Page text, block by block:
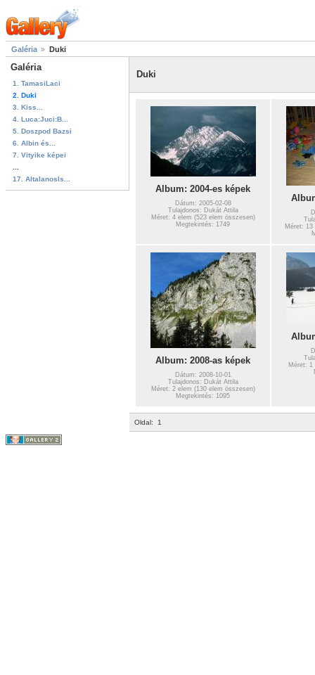
Galéria Duki
Galéria
1. TamasiLaci
2. Duki
3. Kiss...
4. Luca:Juci:B...
5. Doszpod Bazsi
6. Albin és...
7. Vityike képei
17. AltalanosIs...
Duki
Album: 2004-es képek
Dátum: 2005-02-08
Tulajdonos: Dukát Attila
Méret: 4 elem (523 elem összesen)
Megtekintés: 1749
Méret: 13
Album: 2008-as képek
Dátum: 2008-10-01
Tulajdonos: Dukát Attila
Méret: 2 elem (130 elem összesen)
Megtekintés: 1095
Méret: 1
Oldal: 1